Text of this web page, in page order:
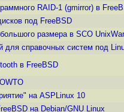
RAID-1 (gmirror) в
под FreeBSD
размера в SCO
для справочных систем под
в FreeBSD
на ASPLinux 10
на Debian/GNU Linux